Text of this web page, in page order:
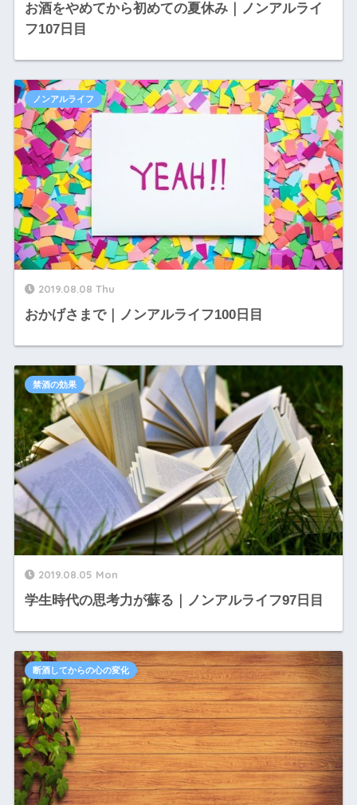
お酒をやめてから初めての夏休み｜ノンアルライ
フ107日目
2019.08.08 Thu
おかげさまで｜ノンアルライフ100日目
ノンアルライフ
2019.08.05 Mon
学生時代の思考力が蘇る｜ノンアルライフ97日目
禁酒の効果
断酒してからの心の変化